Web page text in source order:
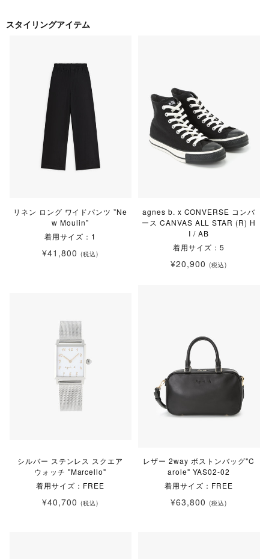
スタイリングアイテム
リネン ロング ワイドパンツ ”Ne
w Moulin”
着用サイズ：1
¥41,800 (税込)
agnes b. x CONVERSE コンバ
ース CANVAS ALL STAR (R) H
I / AB
着用サイズ：5
¥20,900 (税込)
シルバー ステンレス スクエア
ウォッチ "Marcello"
着用サイズ：FREE
¥40,700 (税込)
レザー 2way ボストンバッグ"C
arole" YAS02-02
着用サイズ：FREE
¥63,800 (税込)